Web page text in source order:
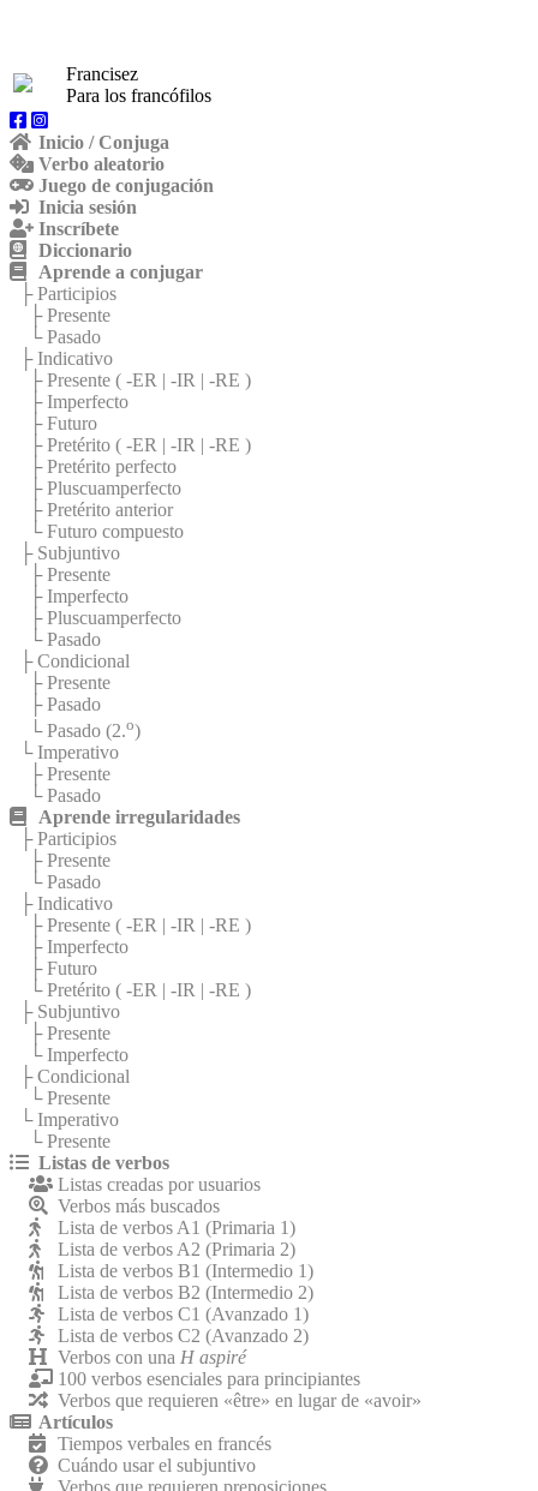
Francisez
Para los francófilos
Inicio / Conjuga
Verbo aleatorio
Juego de conjugación
Inicia sesión
Inscríbete
Diccionario
Aprende a conjugar
├ Participios
├ Presente
└ Pasado
├ Indicativo
├ Presente ( -ER | -IR | -RE )
├ Imperfecto
├ Futuro
├ Pretérito ( -ER | -IR | -RE )
├ Pretérito perfecto
├ Pluscuamperfecto
├ Pretérito anterior
└ Futuro compuesto
├ Subjuntivo
├ Presente
├ Imperfecto
├ Pluscuamperfecto
└ Pasado
├ Condicional
├ Presente
├ Pasado
└ Pasado (2.o)
└ Imperativo
├ Presente
└ Pasado
Aprende irregularidades
├ Participios
├ Presente
└ Pasado
├ Indicativo
├ Presente ( -ER | -IR | -RE )
├ Imperfecto
├ Futuro
└ Pretérito ( -ER | -IR | -RE )
├ Subjuntivo
├ Presente
└ Imperfecto
├ Condicional
└ Presente
└ Imperativo
└ Presente
Listas de verbos
Listas creadas por usuarios
Verbos más buscados
Lista de verbos A1 (Primaria 1)
Lista de verbos A2 (Primaria 2)
Lista de verbos B1 (Intermedio 1)
Lista de verbos B2 (Intermedio 2)
Lista de verbos C1 (Avanzado 1)
Lista de verbos C2 (Avanzado 2)
Verbos con una H aspiré
100 verbos esenciales para principiantes
Verbos que requieren «être» en lugar de «avoir»
Artículos
Tiempos verbales en francés
Cuándo usar el subjuntivo